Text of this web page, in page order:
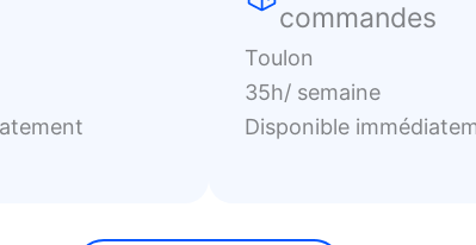
commandes
Toulon
35h/ semaine
Disponible